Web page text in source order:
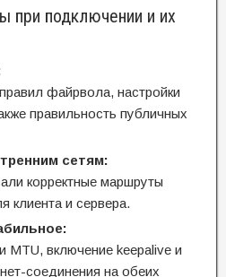
при подключении и их
файрвола, настройки
правильность публичных
сетям:
корректные маршруты
клиента и сервера.
MTU, включение keepalive и
соединения на обеих